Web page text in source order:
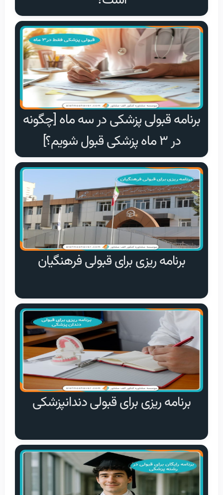
برنامه قبولی پزشکی در سه ماه [چگونه
در ۳ ماه پزشکی قبول شویم؟]
برنامه ریزی برای قبولی فرهنگیان
برنامه ریزی برای قبولی دندانپزشکی